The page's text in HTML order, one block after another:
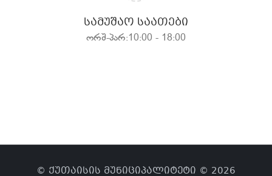
ᲡᲐᲛᲣᲨᲐᲝ ᲡᲐᲐᲗᲔᲑᲘ
ორშ-პარ:10:00 - 18:00
© ქუთაისის მუნიციპალიტეტი © 2026